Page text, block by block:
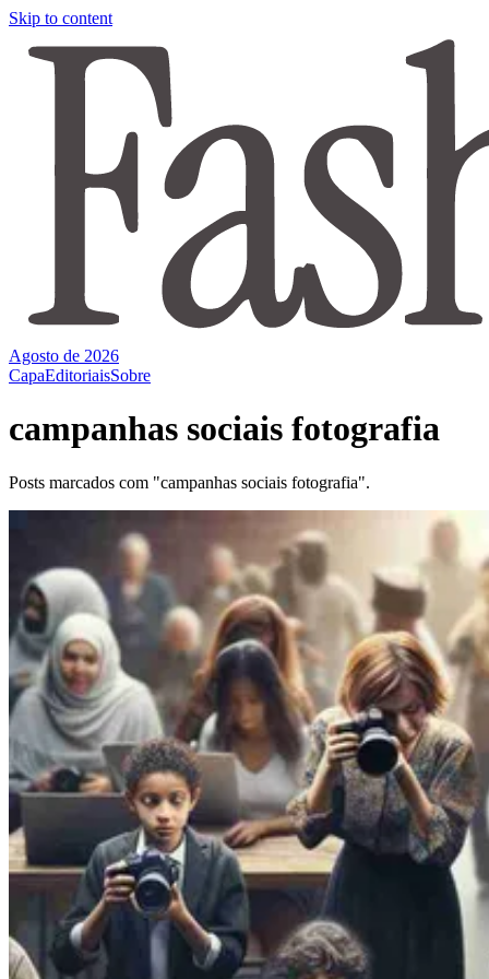
Skip to content
Agosto de 2026
CapaEditoriaisSobre
campanhas sociais fotografia
Posts marcados com "campanhas sociais fotografia".